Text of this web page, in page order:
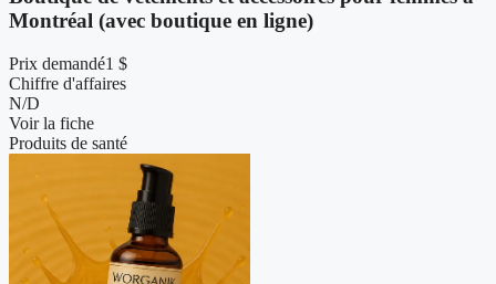
Montréal (avec boutique en ligne)
Prix demandé1 $
Chiffre d'affaires
N/D
Voir la fiche
Produits de santé